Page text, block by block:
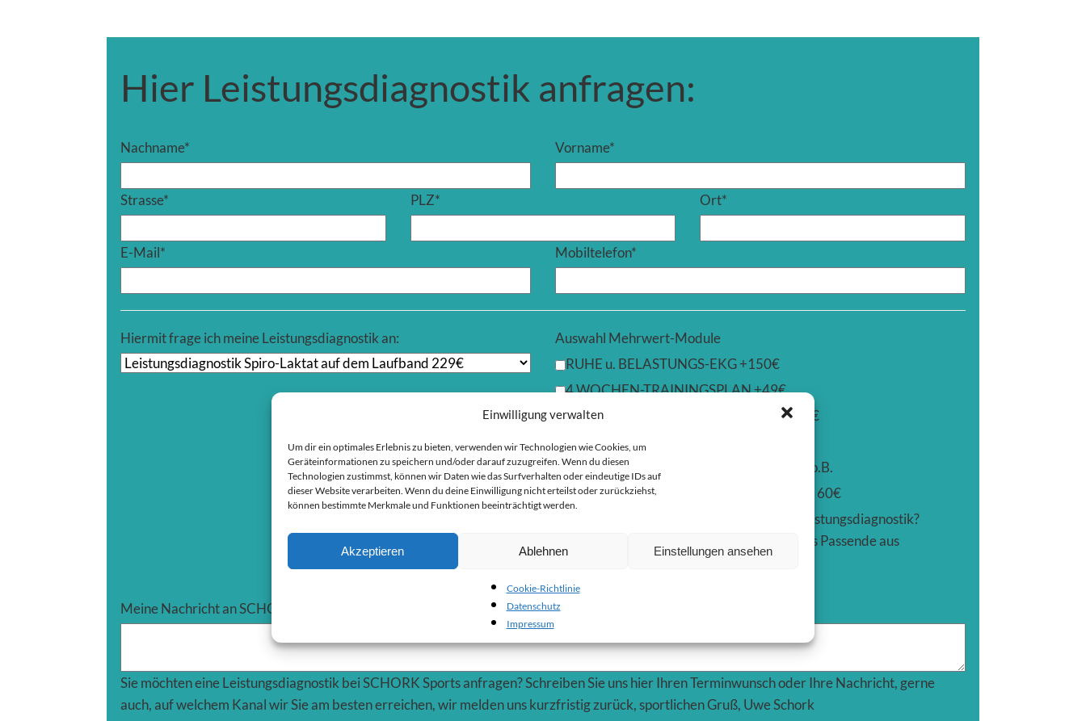
Einwilligung verwalten
Um dir ein optimales Erlebnis zu bieten, verwenden wir Technologien wie Cookies, um
Geräteinformationen zu speichern und/oder darauf zuzugreifen. Wenn du diesen
Technologien zustimmst, können wir Daten wie das Surfverhalten oder eindeutige IDs auf
dieser Website verarbeiten. Wenn du deine Einwilligung nicht erteilst oder zurückziehst,
können bestimmte Merkmale und Funktionen beeinträchtigt werden.
Akzeptieren Ablehnen Einstellungen ansehen
Cookie-Richtlinie
Datenschutz
Impressum
Hier Leistungsdiagnostik anfragen:
Nachname* Vorname*
Strasse* PLZ* Ort*
E-Mail* Mobiltelefon*
Hiermit frage ich meine Leistungsdiagnostik an:
Auswahl Mehrwert-Module
RUHE u. BELASTUNGS-EKG +150€
4 WOCHEN-TRAININGSPLAN +49€
GRUND/ RUHEUMSATZ-MESSUNG +59€
FEV1/LUNGENFUNKTIONSTEST +39€
Beratung Trainingsplan/Online-Coaching o.B.
TRAININGSSTEUERUNG EXTRA 30 min - 60€
Wünschen Sie zusätzliche Leistungen zur Leistungsdiagnostik?
Wählen Sie aus unseren Addon-Modulen das Passende aus
(Mehrfachauswahl möglich).
Meine Nachricht an SCHORK Sports
Sie möchten eine Leistungsdiagnostik bei SCHORK Sports anfragen? Schreiben Sie uns hier Ihren Terminwunsch oder Ihre Nachricht, gerne
auch, auf welchem Kanal wir Sie am besten erreichen, wir melden uns kurzfristig zurück, sportlichen Gruß, Uwe Schork